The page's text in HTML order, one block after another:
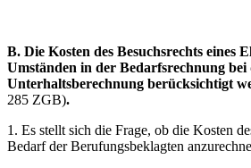
B. Die Kosten des Besuchsrechts eines
Umständen in der Bedarfsrechnung bei
Unterhaltsberechnung berücksichtigt
285 ZGB).
1. Es stellt sich die Frage, ob die Kosten
Bedarf der Berufungsbeklagten